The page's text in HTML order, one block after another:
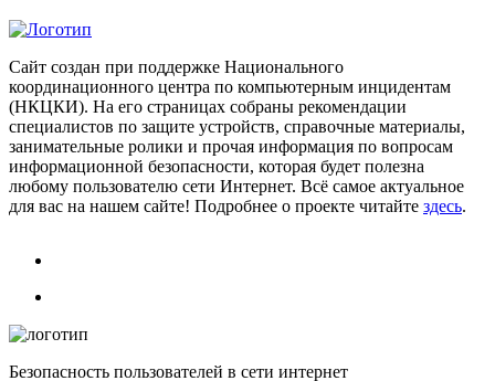
Сайт создан при поддержке Национального
координационного центра по компьютерным инцидентам
(НКЦКИ). На его страницах собраны рекомендации
специалистов по защите устройств, справочные материалы,
занимательные ролики и прочая информация по вопросам
информационной безопасности, которая будет полезна
любому пользователю сети Интернет. Всё самое актуальное
для вас на нашем сайте! Подробнее о проекте читайте здесь.
Безопасность пользователей в сети интернет